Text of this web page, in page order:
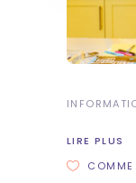
LIRE PLUS
COMME